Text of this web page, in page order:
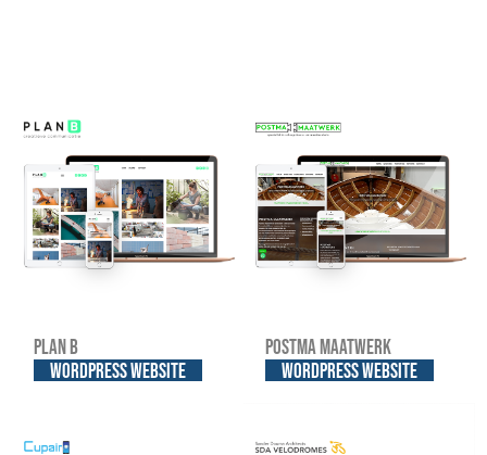
Plan B
WordPress website
Postma Maatwerk
WordPress website